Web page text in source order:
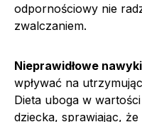
odpornościowy nie
zwalczaniem.
Nieprawidłowe
wpływać na
Dieta uboga w
dziecka, sprawiając,